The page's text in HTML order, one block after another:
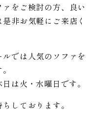
をご検討の方、良い
非お気軽にご来店く
では人気のソファを
は火・水曜日です。
しております。